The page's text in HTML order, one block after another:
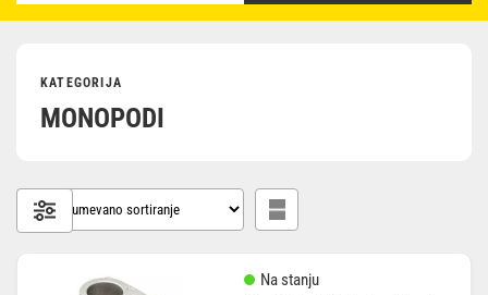
KATEGORIJA
MONOPODI
Na stanju